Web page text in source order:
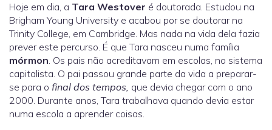
Hoje em dia, a Tara Westover é doutorada. Estudou na
Brigham Young University e acabou por se doutorar na
Trinity College, em Cambridge. Mas nada na vida dela fazia
prever este percurso. É que Tara nasceu numa família
mórmon. Os pais não acreditavam em escolas, no sistema
capitalista. O pai passou grande parte da vida a preparar-
se para o final dos tempos, que devia chegar com o ano
2000. Durante anos, Tara trabalhava quando devia estar
numa escola a aprender coisas.